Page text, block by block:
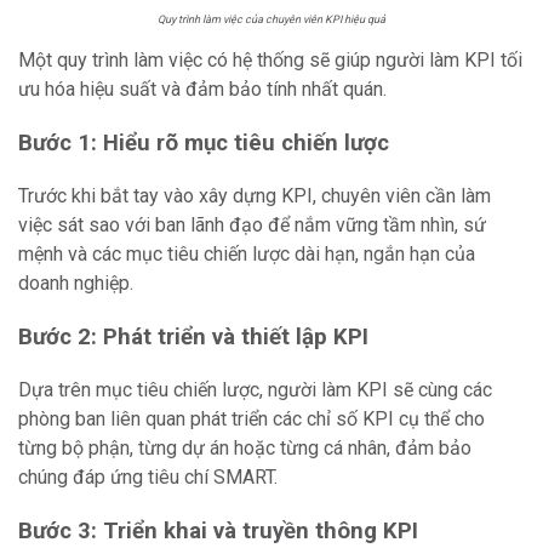
Quy trình làm việc của chuyên viên KPI hiệu quả
Một quy trình làm việc có hệ thống sẽ giúp người làm KPI tối
ưu hóa hiệu suất và đảm bảo tính nhất quán.
Bước 1: Hiểu rõ mục tiêu chiến lược
Trước khi bắt tay vào xây dựng KPI, chuyên viên cần làm
việc sát sao với ban lãnh đạo để nắm vững tầm nhìn, sứ
mệnh và các mục tiêu chiến lược dài hạn, ngắn hạn của
doanh nghiệp.
Bước 2: Phát triển và thiết lập KPI
Dựa trên mục tiêu chiến lược, người làm KPI sẽ cùng các
phòng ban liên quan phát triển các chỉ số KPI cụ thể cho
từng bộ phận, từng dự án hoặc từng cá nhân, đảm bảo
chúng đáp ứng tiêu chí SMART.
Bước 3: Triển khai và truyền thông KPI